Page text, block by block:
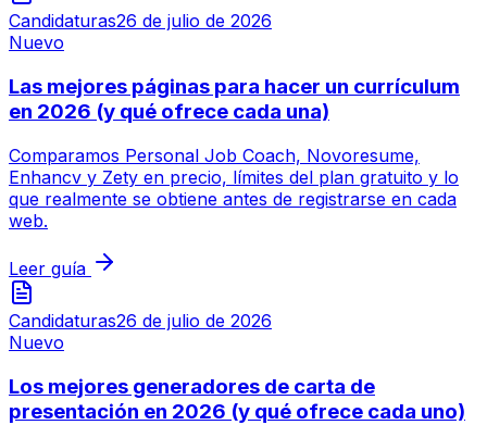
Candidaturas26 de julio de 2026
Nuevo
Las mejores páginas para hacer un currículum
en 2026 (y qué ofrece cada una)
Comparamos Personal Job Coach, Novoresume,
Enhancv y Zety en precio, límites del plan gratuito y lo
que realmente se obtiene antes de registrarse en cada
web.
Leer guía
Candidaturas26 de julio de 2026
Nuevo
Los mejores generadores de carta de
presentación en 2026 (y qué ofrece cada uno)